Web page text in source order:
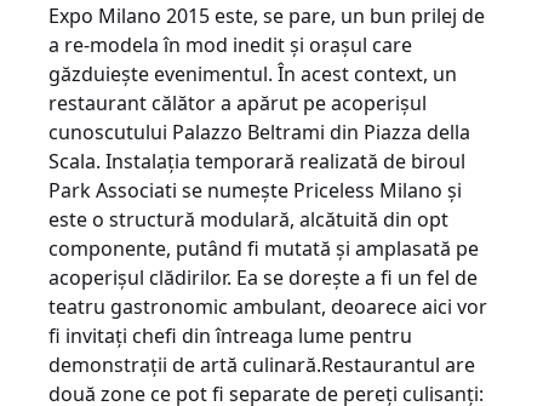
Expo Milano 2015 este, se pare, un bun prilej de
a re-mo­dela în mod inedit şi oraşul care
găzduieşte evenimentul. În acest context, un
restaurant călător a apărut pe acoperişul
cunoscutului Palazzo Beltrami din Piazza della
Scala. Instalaţia temporară realizată de biroul
Park Associati se numeşte Priceless Milano şi
este o structură modulară, alcătuită din opt
componente, putând fi mutată şi amplasată pe
acoperişul clădirilor. Ea se doreşte a fi un fel de
teatru gastronomic ambulant, deoarece aici vor
fi invitaţi chefi din întreaga lume pentru
demonstraţii de artă culinară.Restaurantul are
două zone ce pot fi separate de pereţi culisanţi: